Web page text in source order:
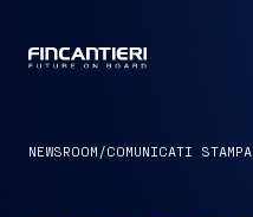
NEWSROOM /COMUNICATI STAMPA